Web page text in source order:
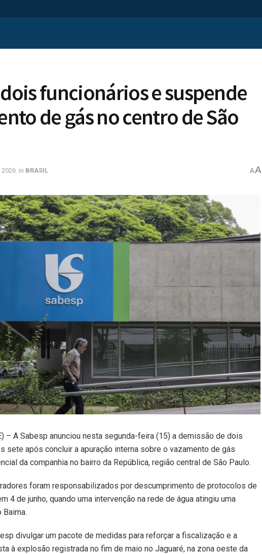
funcionários e suspende
de gás no centro de São
2026 in BRASIL AA
– A Sabesp anunciou nesta segunda-feira (15) a demissão de dois
sete após concluir a apuração interna sobre o vazamento de gás
da companhia no bairro da República, região central de São Paulo.
foram responsabilizados por descumprimento de protocolos de
4 de junho, quando uma intervenção na rede de água atingiu uma
Baima.
divulgar um pacote de medidas para reforçar a fiscalização e a
à explosão registrada no fim de maio no Jaguaré, na zona oeste da